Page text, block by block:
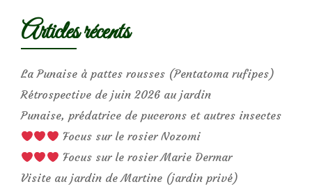
Articles récents
La Punaise à pattes rousses (Pentatoma rufipes)
Rétrospective de juin 2026 au jardin
Punaise, prédatrice de pucerons et autres insectes
Focus sur le rosier Nozomi
Focus sur le rosier Marie Dermar
Visite au jardin de Martine (jardin privé)